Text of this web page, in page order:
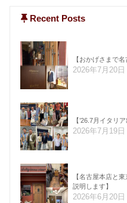
Recent Posts
【おかげさまで
2026年7月20日
【’26.7月イタリ
2026年7月19日
【名古屋本店と
説明します】
2026年6月20日